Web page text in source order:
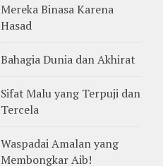
Mereka Binasa Karena
Hasad
Bahagia Dunia dan Akhirat
Sifat Malu yang Terpuji dan
Tercela
Waspadai Amalan yang
Membongkar Aib!